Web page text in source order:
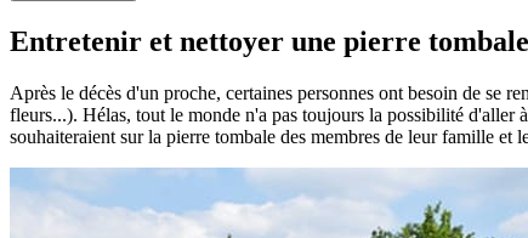
Entretenir et nettoyer une pierre
Après le décès d'un proche, certaines personnes ont besoin de se
fleurs...). Hélas, tout le monde n'a pas toujours la possibilité d'aller
souhaiteraient sur la pierre tombale des membres de leur famille et